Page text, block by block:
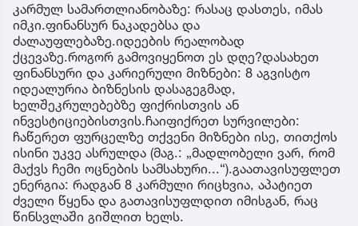
კარმულ სამართლიანობაზე: რასაც დასთეს, იმას
იმკი.ფინანსურ ნაკადებსა და
ძალაუფლებაზე.იდეების რეალობად
ქცევაზე.როგორ გამოვიყენოთ ეს დღე?დასახეთ
ფინანსური და კარიერული მიზნები: 8 აგვისტო
იდეალურია ბიზნესის დასაგეგმად,
ხელშეკრულებებზე ფიქრისთვის ან
ინვესტიციებისთვის.ჩაიფიქრეთ სურვილები:
ჩაწერეთ ფურცელზე თქვენი მიზნები ისე, თითქოს
ისინი უკვე ასრულდა (მაგ.: „მადლობელი ვარ, რომ
მაქვს ჩემი ოცნების სამსახური...“).გაათავისუფლეთ
ენერგია: რადგან 8 კარმული რიცხვია, აპატიეთ
ძველი წყენა და გათავისუფლდით იმისგან, რაც
წინსვლაში გიშლით ხელს.